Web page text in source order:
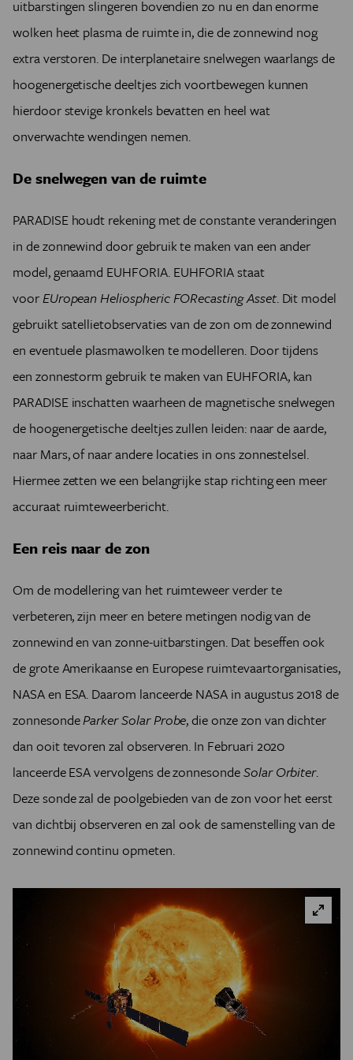
uitbarstingen slingeren bovendien zo nu en dan enorme
wolken heet plasma de ruimte in, die de zonnewind nog
extra verstoren. De interplanetaire snelwegen waarlangs de
hoogenergetische deeltjes zich voortbewegen kunnen
hierdoor stevige kronkels bevatten en heel wat
onverwachte wendingen nemen.
De snelwegen van de ruimte
PARADISE houdt rekening met de constante veranderingen
in de zonnewind door gebruik te maken van een ander
model, genaamd EUHFORIA. EUHFORIA staat
voorEUropean Heliospheric FORecasting Asset. Dit model
gebruikt satellietobservaties van de zon om de zonnewind
en eventuele plasmawolken te modelleren. Door tijdens
een zonnestorm gebruik te maken van EUHFORIA, kan
PARADISE inschatten waarheen de magnetische snelwegen
de hoogenergetische deeltjes zullen leiden: naar de aarde,
naar Mars, of naar andere locaties in ons zonnestelsel.
Hiermee zetten we een belangrijke stap richting een meer
accuraat ruimteweerbericht.
Een reis naar de zon
Om de modellering van het ruimteweer verder te
verbeteren, zijn meer en betere metingen nodig van de
zonnewind en van zonne-uitbarstingen. Dat beseffen ook
de grote Amerikaanse en Europese ruimtevaartorganisaties,
NASA en ESA. Daarom lanceerde NASA in augustus 2018 de
zonnesondeParker Solar Probe, die onze zon van dichter
dan ooit tevoren zal observeren. In Februari 2020
lanceerde ESA vervolgens de zonnesondeSolar Orbiter.
Deze sonde zal de poolgebieden van de zon voor het eerst
van dichtbij observeren en zal ook de samenstelling van de
zonnewind continu opmeten.